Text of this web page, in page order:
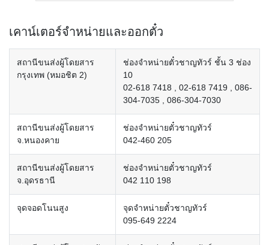
เคาน์เตอร์จำหน่ายและออกตั๋ว
สถานีขนส่งผู้โดยสาร
กรุงเทพ (หมอชิต 2)
ช่องจำหน่ายตั๋วชาญทัวร์ ชั้น 3 ช่อง
10
02-618 7418 , 02-618 7419 , 086-
304-7035 , 086-304-7030
สถานีขนส่งผู้โดยสาร
จ.หนองคาย
ช่องจำหน่ายตั๋วชาญทัวร์
042-460 205
สถานีขนส่งผู้โดยสาร
จ.อุดรธานี
ช่องจำหน่ายตั๋วชาญทัวร์
042 110 198
จุดจอดโนนสูง
จุดจำหน่ายตั๋วชาญทัวร์
095-649 2224